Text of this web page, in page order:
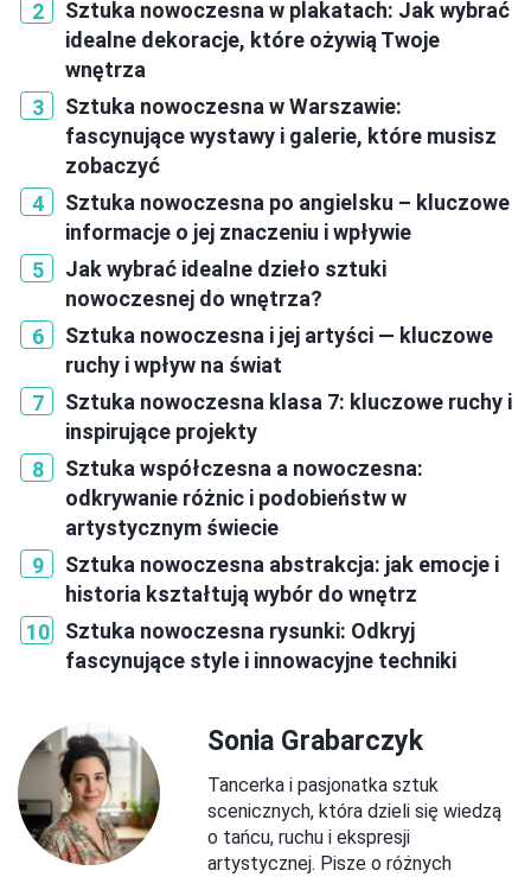
Sztuka nowoczesna w plakatach: Jak wybrać
idealne dekoracje, które ożywią Twoje
wnętrza
Sztuka nowoczesna w Warszawie:
fascynujące wystawy i galerie, które musisz
zobaczyć
Sztuka nowoczesna po angielsku – kluczowe
informacje o jej znaczeniu i wpływie
Jak wybrać idealne dzieło sztuki
nowoczesnej do wnętrza?
Sztuka nowoczesna i jej artyści — kluczowe
ruchy i wpływ na świat
Sztuka nowoczesna klasa 7: kluczowe ruchy i
inspirujące projekty
Sztuka współczesna a nowoczesna:
odkrywanie różnic i podobieństw w
artystycznym świecie
Sztuka nowoczesna abstrakcja: jak emocje i
historia kształtują wybór do wnętrz
Sztuka nowoczesna rysunki: Odkryj
fascynujące style i innowacyjne techniki
Sonia Grabarczyk
Tancerka i pasjonatka sztuk
scenicznych, która dzieli się wiedzą
o tańcu, ruchu i ekspresji
artystycznej. Pisze o różnych